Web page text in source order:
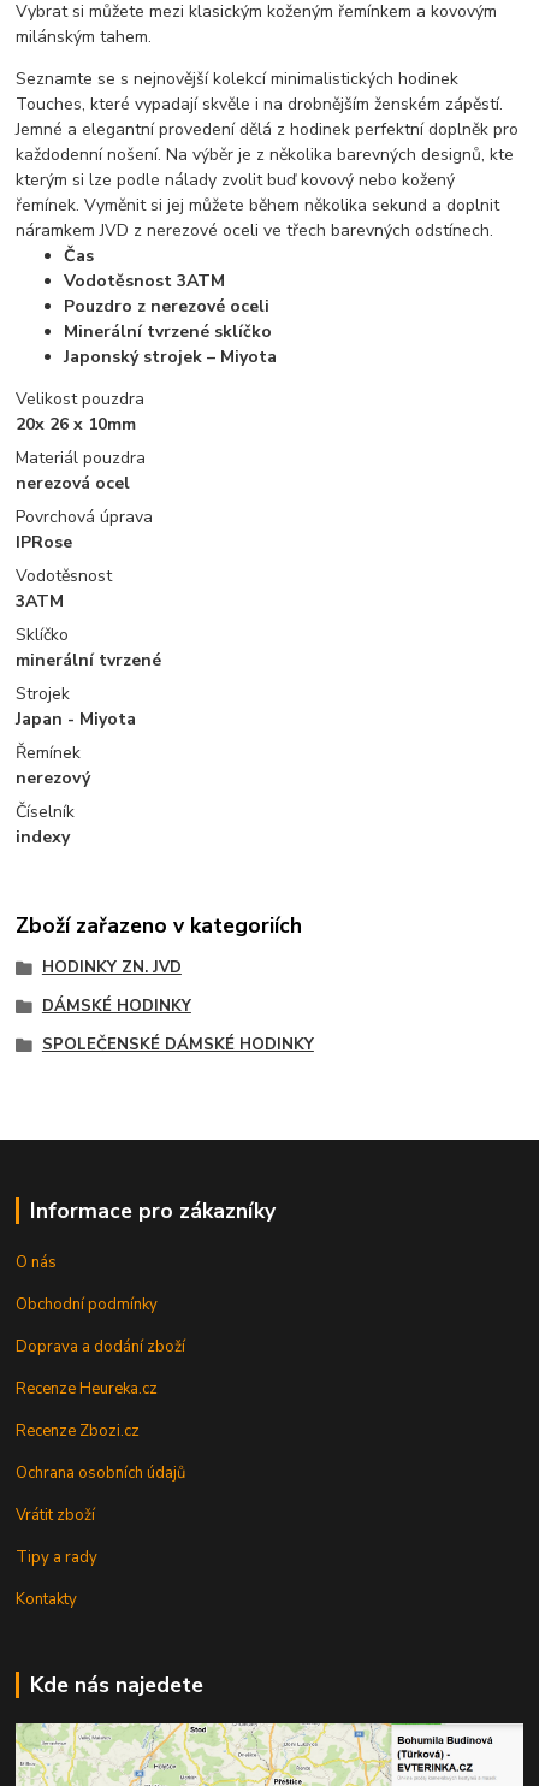
Vybrat si můžete mezi klasickým koženým řemínkem a kovovým
milánským tahem.
Seznamte se s nejnovější kolekcí minimalistických hodinek
Touches, které vypadají skvěle i na drobnějším ženském zápěstí.
Jemné a elegantní provedení dělá z hodinek perfektní doplněk pro
každodenní nošení. Na výběr je z několika barevných designů, kte
kterým si lze podle nálady zvolit buď kovový nebo kožený
řemínek. Vyměnit si jej můžete během několika sekund a doplnit
náramkem JVD z nerezové oceli ve třech barevných odstínech.
Čas
Vodotěsnost 3ATM
Pouzdro z nerezové oceli
Minerální tvrzené sklíčko
Japonský strojek – Miyota
Velikost pouzdra
20x 26 x 10mm
Materiál pouzdra
nerezová ocel
Povrchová úprava
IPRose
Vodotěsnost
3ATM
Sklíčko
minerální tvrzené
Strojek
Japan - Miyota
Řemínek
nerezový
Číselník
indexy
Zboží zařazeno v kategoriích
HODINKY ZN. JVD
DÁMSKÉ HODINKY
SPOLEČENSKÉ DÁMSKÉ HODINKY
Informace pro zákazníky
O nás
Obchodní podmínky
Doprava a dodání zboží
Recenze Heureka.cz
Recenze Zbozi.cz
Ochrana osobních údajů
Vrátit zboží
Tipy a rady
Kontakty
Kde nás najedete